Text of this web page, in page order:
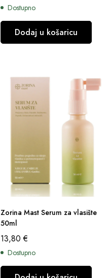
Dostupno
Dodaj u košaricu
Zorina Mast Serum za vlasište
50ml
13,80€
Dostupno